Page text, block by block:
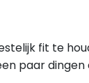
fit te
paar